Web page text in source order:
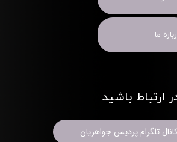
ما
ارتباط باشید
تلگرام پردیس جواهریان